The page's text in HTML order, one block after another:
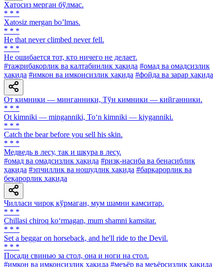
Хатосиз мерган бўлмас.
* * *
Xatosiz mergan boʼlmas.
* * *
He that never climbed never fell.
* * *
He ошибается тот, кто ничего не делает.
#тажрибакорлик ва калтабинлик ҳақида #омад ва омадсизлик
ҳақида #имкон ва имконсизлик ҳақида #фойда ва зарар ҳақида
От кимники — минганники, Тўн кимники — кийганники.
* * *
Ot kimniki — minganniki, To‘n kimniki — kiyganniki.
* * *
Catch the bear before you sell his skin.
* * *
Медведь в лесу, так и шкура в лесу.
#омад ва омадсизлик ҳақида #ризқ-насиба ва бенасиблик
ҳақида #эпчиллик ва ношудлик ҳақида #барқарорлик ва
беқарорлик ҳақида
Чилласи чироқ кўрмаган, мум шамни камситар.
* * *
Chillasi chiroq ko‘rmagan, mum shamni kamsitar.
* * *
Set a beggar on horseback, and he'll ride to the Devil.
* * *
Посади свинью за стол, она и ноги на стол.
#имкон ва имконсизлик ҳақида #меъёр ва меъёрсизлик ҳақида